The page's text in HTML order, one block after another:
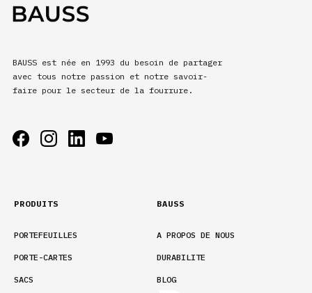
BAUSS est née en 1993 du besoin de partager
avec tous notre passion et notre savoir-
faire pour le secteur de la fourrure.
PRODUITS
PORTEFEUILLES
PORTE-CARTES
SACS
BAUSS
A PROPOS DE NOUS
DURABILITE
BLOG